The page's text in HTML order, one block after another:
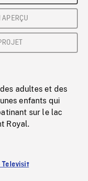
APERÇU
adultes et des
enfants qui
sur le lac
Royal.
Televisit